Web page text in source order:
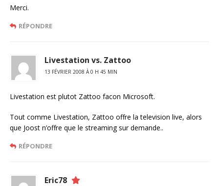
Merci.
RÉPONDRE
Livestation vs. Zattoo
13 FÉVRIER 2008 À 0 H 45 MIN
Livestation est plutot Zattoo facon Microsoft.
Tout comme Livestation, Zattoo offre la television live, alors
que Joost n’offre que le streaming sur demande..
RÉPONDRE
Eric78